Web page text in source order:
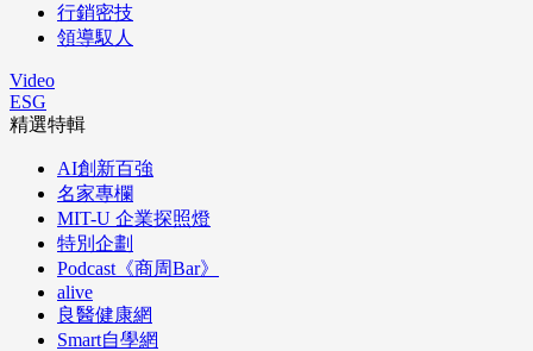
行銷密技
領導馭人
Video
ESG
精選特輯
AI創新百強
名家專欄
MIT-U 企業探照燈
特別企劃
Podcast《商周Bar》
alive
良醫健康網
Smart自學網